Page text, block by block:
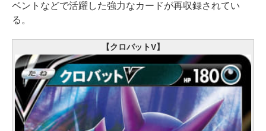
ベントなどで活躍した強力なカードが再収録されてい
る。
【クロバットV】